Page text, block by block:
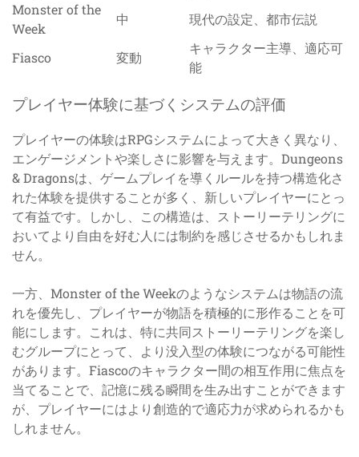
Monster of the
Week
中 現代の設定、都市伝説
Fiasco 変動
キャラクター主導、適応可
能
プレイヤー体験に基づくシステムの評価
プレイヤーの体験はRPGシステムによって大きく異なり、
エンゲージメントや楽しさに影響を与えます。Dungeons
& Dragonsは、ゲームプレイを導くルールを持つ構造化さ
れた体験を提供することが多く、新しいプレイヤーにとっ
て有益です。しかし、この構造は、ストーリーテリングに
おいてより自由を好む人には制約を感じさせるかもしれま
せん。
一方、Monster of the Weekのようなシステムは物語の流
れを優先し、プレイヤーが物語を積極的に形作ることを可
能にします。これは、特に共同ストーリーテリングを楽し
むグループにとって、より没入型の体験につながる可能性
があります。Fiascoのキャラクター間の相互作用に焦点を
当てることで、記憶に残る瞬間を生み出すことができます
が、プレイヤーにはより創造的で適応力が求められるかも
しれません。